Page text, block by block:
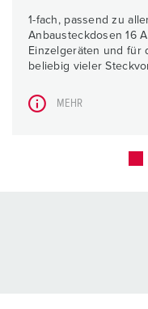
1-fach, passend zu
Anbausteckdosen 16
Einzelgeräten und für
beliebig vieler
MEHR